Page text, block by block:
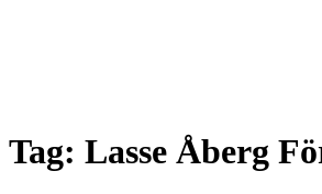
Tag: Lasse Åberg